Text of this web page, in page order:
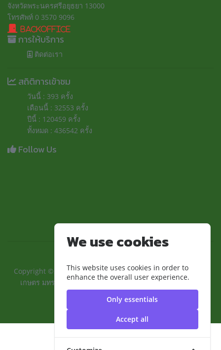
We use cookies
This website uses cookies in order to
enhance the overall user experience.
Only essentials
Accept all
จังหวัดพระนครศรีอยุธยา 13000
โทรศัพท์ 0 3570 9096
BackOffice
การให้บริการ
ติดต่อเรา
สถิติการเข้าชม
วันนี้ : 393 ครั้ง
เดือนนี้ : 32553 ครั้ง
ปีนี้ : 120459 ครั้ง
ทั้งหมด : 436542 ครั้ง
Follow Us
Copyright ©2024 ::คณะเทคโนโลยีการเกษตรและอุตสาหกรรม
เกษตร มทร.สุวรรณภูมิ:: | มหาวิทยาลัยเทคโนโลยีราชมงคล